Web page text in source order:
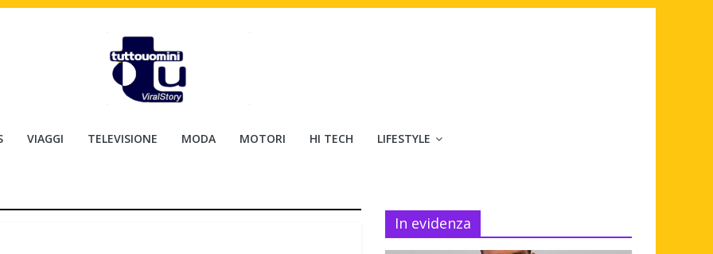
VIAGGI TELEVISIONE MODA MOTORI HI TECH LIFESTYLE
In evidenza